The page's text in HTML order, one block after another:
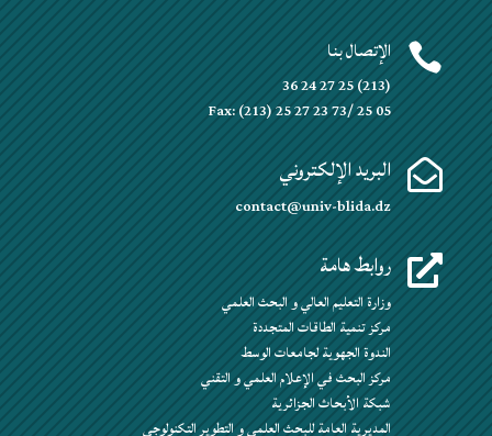
 الإتصال بنا
(213) 25 27 24 36
Fax: (213) 25 27 23 73/ 25 05
 البريد الإلكتروني
contact@univ-blida.dz
 روابط هامة
وزارة التعليم العالي و البحث العلمي
مركز تنمية الطاقات المتجددة
الندوة الجهوية لجامعات الوسط
مركز البحث في الإعلام العلمي و التقني
شبكة الأبحاث الجزائرية
المديرية العامة للبحث العلمي و التطوير التكنولوجي